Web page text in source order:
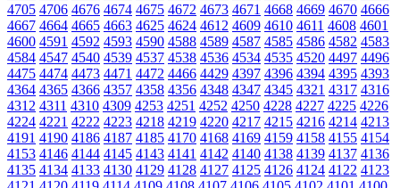
4705 4706 4676 4674 4675 4672 4673 4671 4668 4669 4670 4666
4667 4664 4665 4663 4625 4624 4612 4609 4610 4611 4608 4601
4600 4591 4592 4593 4590 4588 4589 4587 4585 4586 4582 4583
4584 4547 4540 4539 4537 4538 4536 4534 4535 4520 4497 4496
4475 4474 4473 4471 4472 4466 4429 4397 4396 4394 4395 4393
4364 4365 4366 4357 4358 4356 4348 4347 4345 4321 4317 4316
4312 4311 4310 4309 4253 4251 4252 4250 4228 4227 4225 4226
4224 4221 4222 4223 4218 4219 4220 4217 4215 4216 4214 4213
4191 4190 4186 4187 4185 4170 4168 4169 4159 4158 4155 4154
4153 4146 4144 4145 4143 4141 4142 4140 4138 4139 4137 4136
4135 4134 4133 4130 4129 4128 4127 4125 4126 4124 4122 4123